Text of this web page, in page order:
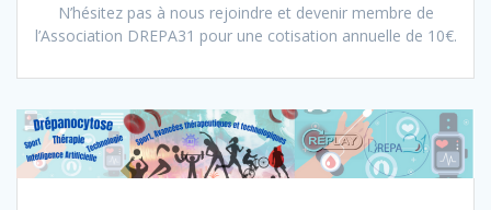
N’hésitez pas à nous rejoindre et devenir membre de
l’Association DREPA31 pour une cotisation annuelle de 10€.